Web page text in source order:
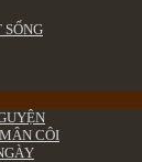
SỐNG
CÔI